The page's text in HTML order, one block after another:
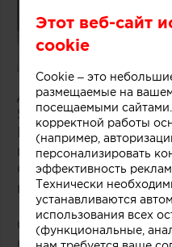
Добрый день!
Я организую
ISaloni2019 в Милан
и изучением
Сроки поездки:
ночей)*.
08.04.19 прилет в
гостинице
Этот веб-сайт
cookie
Cookie – это
размещаемые на
посещаемыми
корректной работы
(например,
персонализировать
эффективность
Технически
устанавливаются
использования всех
(функциональные,